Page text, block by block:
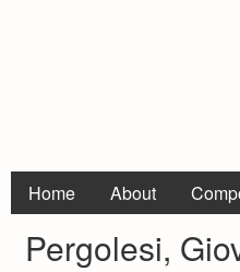
Home About
Pergolesi,